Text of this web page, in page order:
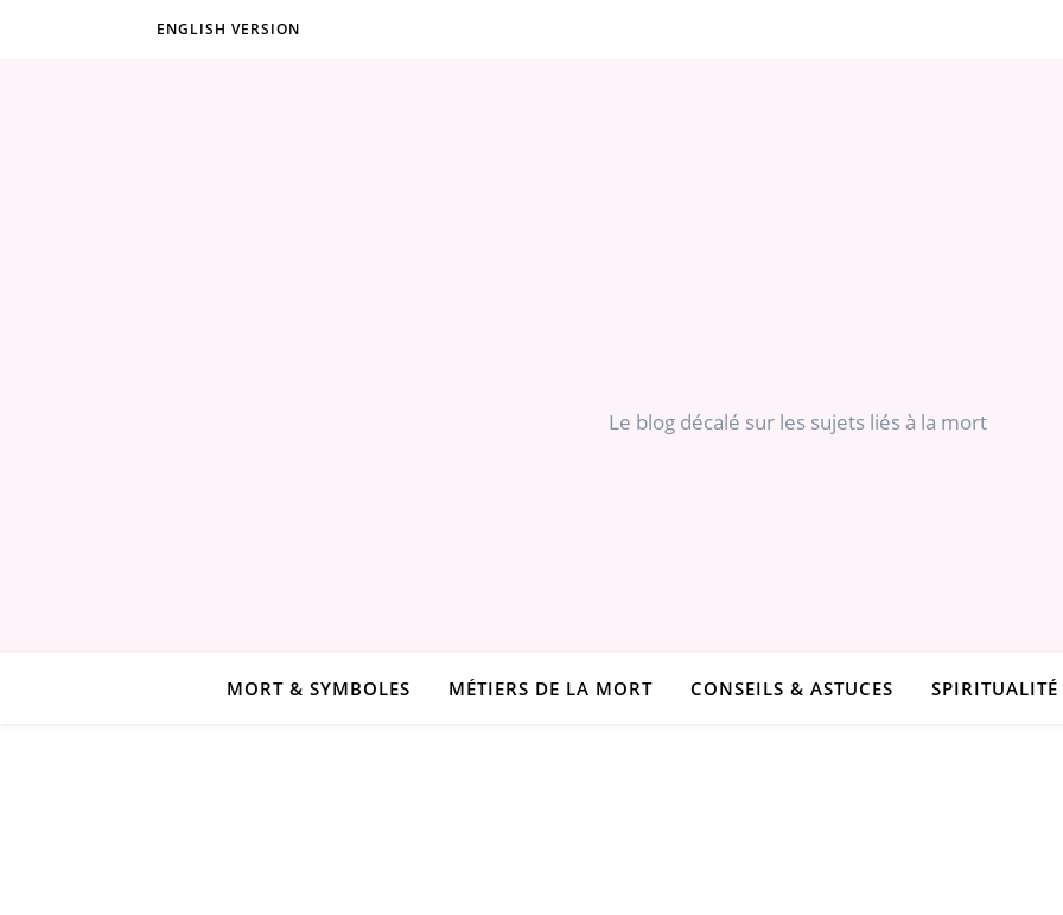
ENGLISH VERSION
Le blog décalé sur les sujets liés à la mort
MORT & SYMBOLES MÉTIERS DE LA MORT CONSEILS & ASTUCES SPIRITUALITÉ